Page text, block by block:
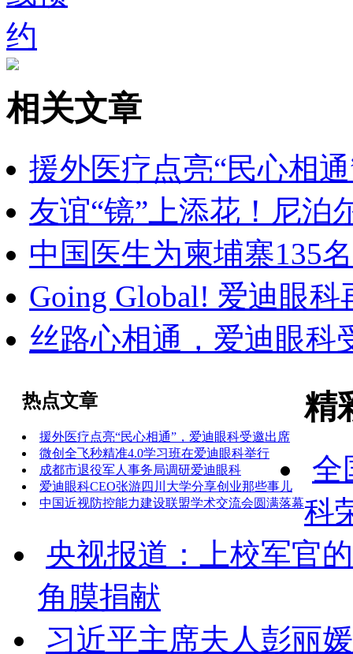
相关文章
援外医疗点亮“民心相
友谊“镜”上添花！尼泊
中国医生为柬埔寨135
Going Global! 爱迪眼
丝路心相通，爱迪眼科
热点文章
援外医疗点亮“民心相通”，爱迪眼科受邀出席
微创全飞秒精准4.0学习班在爱迪眼科举行
成都市退役军人事务局调研爱迪眼科‌
爱迪眼科CEO张游四川大学分享创业那些事儿
中国近视防控能力建设联盟学术交流会圆满落幕
精
全
科
央视报道：上校军官
角膜捐献
习近平主席夫人彭丽